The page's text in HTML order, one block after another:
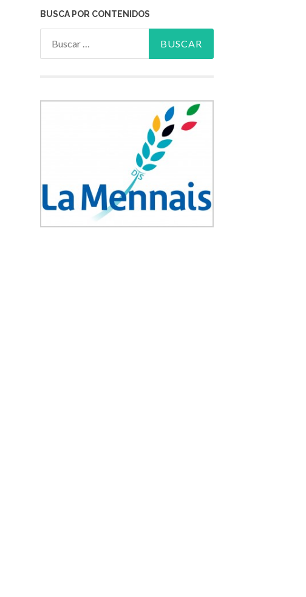
BUSCA POR CONTENIDOS